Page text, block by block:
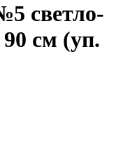
светло-
см (уп.